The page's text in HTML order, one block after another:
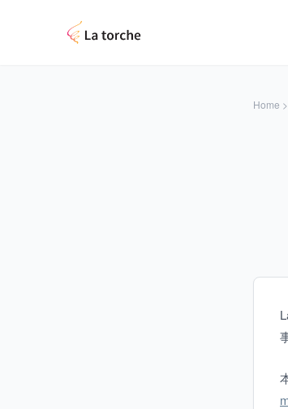
Home >